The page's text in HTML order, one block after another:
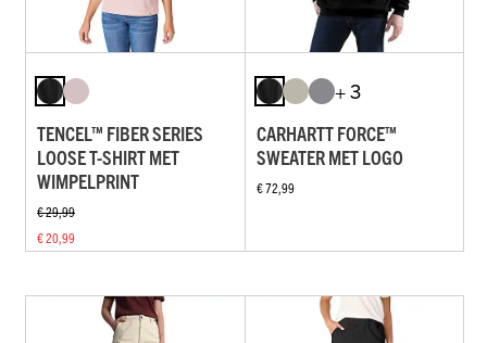
TENCEL™ FIBER SERIES
LOOSE T-SHIRT MET
WIMPELPRINT
€ 29,99
€ 20,99
+ 3
CARHARTT FORCE™
SWEATER MET LOGO
€ 72,99